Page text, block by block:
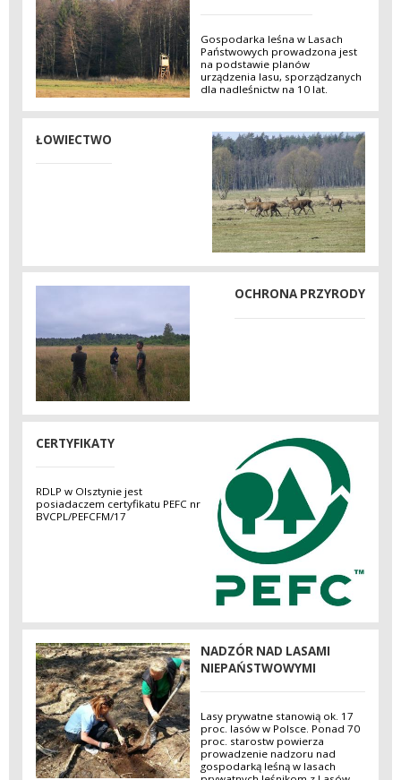
Gospodarka leśna w Lasach
Państwowych prowadzona jest
na podstawie planów
urządzenia lasu, sporządzanych
dla nadleśnictw na 10 lat.
ŁOWIECTWO
OCHRONA PRZYRODY
CERTYFIKATY
RDLP w Olsztynie jest
posiadaczem certyfikatu PEFC nr
BVCPL/PEFCFM/17
NADZÓR NAD LASAMI
NIEPAŃSTWOWYMI
Lasy prywatne stanowią ok. 17
proc. lasów w Polsce. Ponad 70
proc. starostw powierza
prowadzenie nadzoru nad
gospodarką leśną w lasach